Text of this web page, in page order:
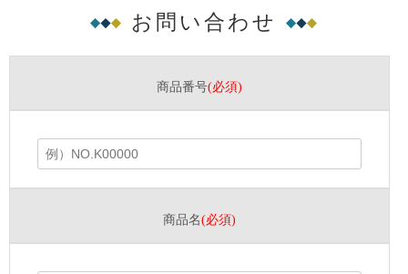
お問い合わせ
商品番号(必須)
商品名(必須)